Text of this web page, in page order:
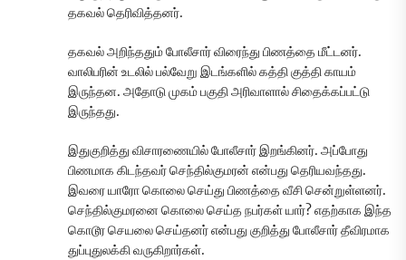
தகவல் தெரிவித்தனர்.
தகவல் அறிந்ததும் போலீசார் விரைந்து பிணத்தை மீட்டனர்.
வாலிபரின் உடலில் பல்வேறு இடங்களில் கத்தி குத்தி காயம்
இருந்தன. அதோடு முகம் பகுதி அரிவாளால் சிதைக்கப்பட்டு
இருந்தது.
இதுகுறித்து விசாரணையில் போலீசார் இறங்கினர். அப்போது
பிணமாக கிடந்தவர் செந்தில்குமரன் என்பது தெரியவந்தது.
இவரை யாரோ கொலை செய்து பிணத்தை வீசி சென்றுள்ளனர்.
செந்தில்குமரனை கொலை செய்த நபர்கள் யார்? எதற்காக இந்த
கொடூர செயலை செய்தனர் என்பது குறித்து போலீசார் தீவிரமாக
துப்புதுலக்கி வருகிறார்கள்.